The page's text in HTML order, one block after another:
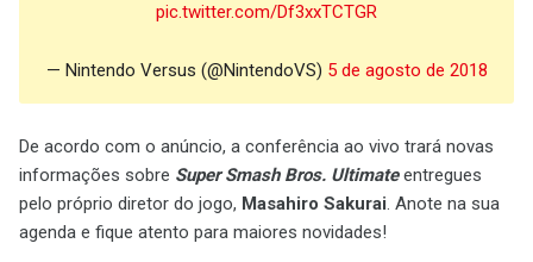
pic.twitter.com/Df3xxTCTGR
— Nintendo Versus (@NintendoVS) 5 de agosto de 2018
De acordo com o anúncio, a conferência ao vivo trará novas
informações sobre Super Smash Bros. Ultimateentregues
pelo próprio diretor do jogo, Masahiro Sakurai. Anote na sua
agenda e fique atento para maiores novidades!